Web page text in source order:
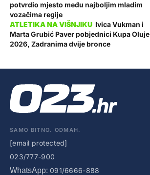
potvrdio mjesto među najboljim mladim
vozačima regije
Ivica Vukman i
Marta Grubić Paver pobjednici Kupa Oluje
2026, Zadranima dvije bronce
SAMO BITNO. ODMAH.
[email protected]
023/777-900
WhatsApp: 091/6666-888